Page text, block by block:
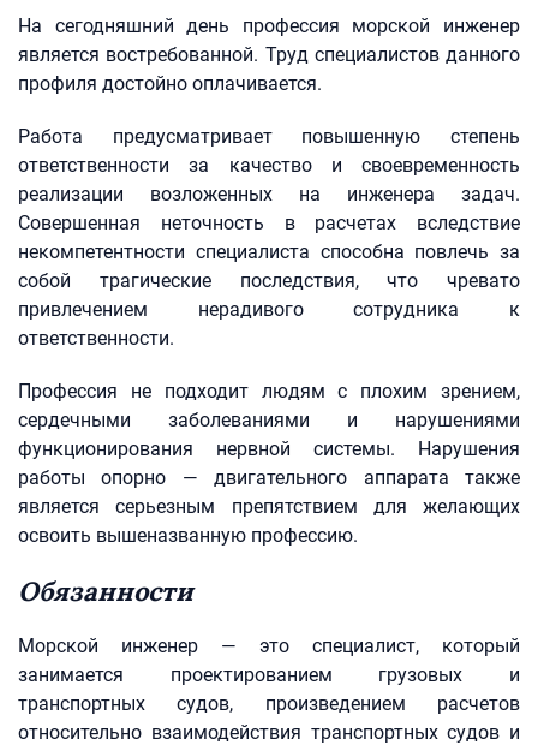
На сегодняшний день профессия морской инженер
является востребованной. Труд специалистов данного
профиля достойно оплачивается.
Работа предусматривает повышенную степень
ответственности за качество и своевременность
реализации возложенных на инженера задач.
Совершенная неточность в расчетах вследствие
некомпетентности специалиста способна повлечь за
собой трагические последствия, что чревато
привлечением нерадивого сотрудника к
ответственности.
Профессия не подходит людям с плохим зрением,
сердечными заболеваниями и нарушениями
функционирования нервной системы. Нарушения
работы опорно — двигательного аппарата также
является серьезным препятствием для желающих
освоить вышеназванную профессию.
Обязанности
Морской инженер — это специалист, который
занимается проектированием грузовых и
транспортных судов, произведением расчетов
относительно взаимодействия транспортных судов и